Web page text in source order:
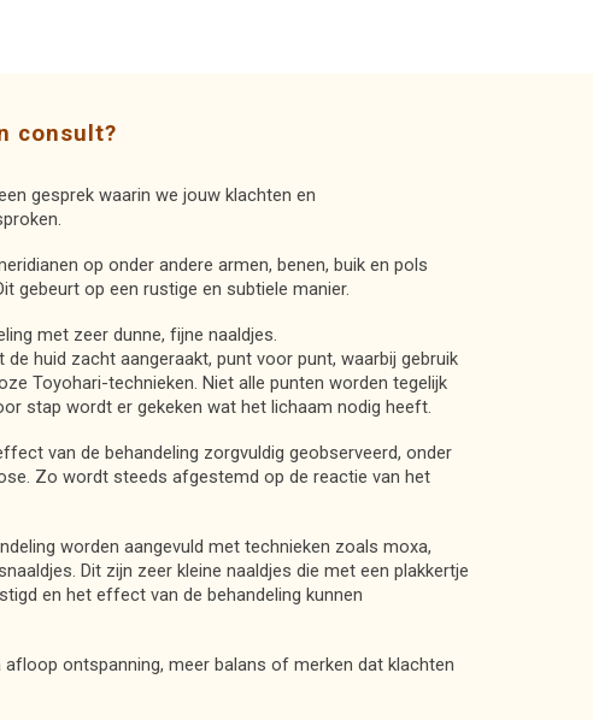
consult?
gesprek waarin we jouw klachten en
op onder andere armen, benen, buik en pols
gebeurt op een rustige en subtiele manier.
met zeer dunne, fijne naaldjes.
huid zacht aangeraakt, punt voor punt, waarbij gebruik
Toyohari-technieken. Niet alle punten worden tegelijk
stap wordt er gekeken wat het lichaam nodig heeft.
van de behandeling zorgvuldig geobserveerd, onder
Zo wordt steeds afgestemd op de reactie van het
worden aangevuld met technieken zoals moxa,
Dit zijn zeer kleine naaldjes die met een plakkertje
en het effect van de behandeling kunnen
afloop ontspanning, meer balans of merken dat klachten